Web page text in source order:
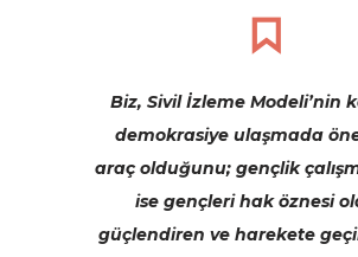
Biz, Sivil İzleme Modeli’nin
demokrasiye ulaşmada
araç olduğunu; gençlik
ise gençleri hak öznesi
güçlendiren ve harekete